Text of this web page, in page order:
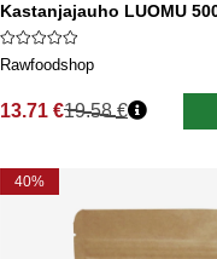
Kastanjajauho LUOMU
Rawfoodshop
13.71 €
Normaali hinta
19.58 €
40%